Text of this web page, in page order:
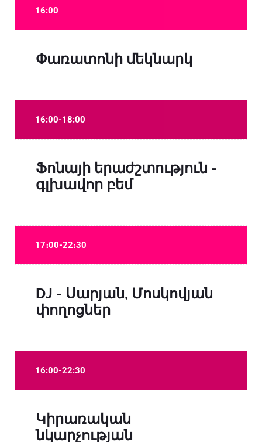
16:00
Փառատոնի մեկնարկ
16:00-18:00
Ֆոնայի երաժշտություն -
գլխավոր բեմ
17։00-22։30
DJ - Սարյան, Մոսկովյան
փողոցներ
16:00-22:30
Կիրառական
նկարչության